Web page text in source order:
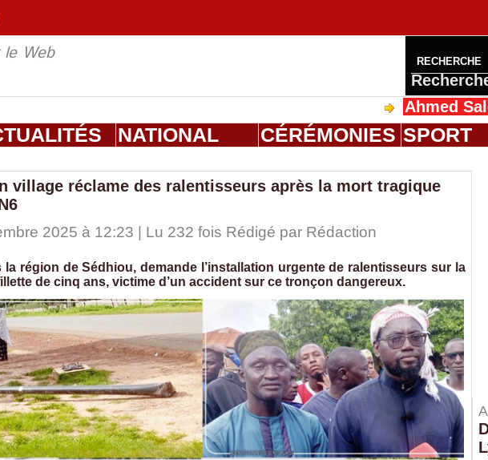
Web RECHERCHE
Ahmed Saloum
NATIONAL CÉRÉMONIES SPORT
village réclame des ralentisseurs après la mort tragique
2025 à 12:23 | Lu 232 fois Rédigé par Rédaction
la région de Sédhiou, demande l’installation urgente de ralentisseurs sur la
de cinq ans, victime d’un accident sur ce tronçon dangereux.